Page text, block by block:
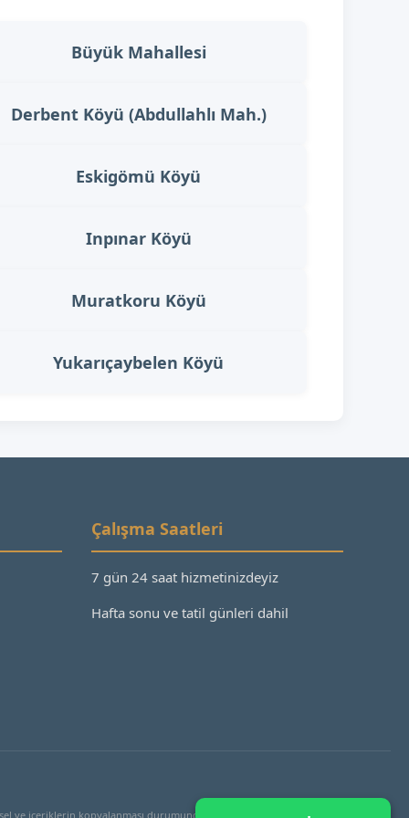
Büyük Mahallesi
Derbent Köyü (Abdullahlı Mah.)
Eskigömü Köyü
Inpınar Köyü
Muratkoru Köyü
Yukarıçaybelen Köyü
Çalışma Saatleri
7 gün 24 saat hizmetinizdeyiz
Hafta sonu ve tatil günleri dahil
içeriklerin kopyalanması durumunda yasal işlem başlatılacaktır.